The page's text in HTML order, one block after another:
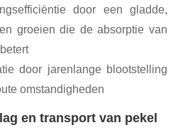
door een gladde,
groeien die de absorptie van
door jarenlange blootstelling
omstandigheden
en transport van pekel